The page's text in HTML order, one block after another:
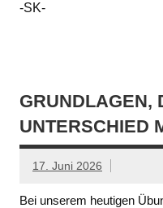
-SK-
GRUNDLAGEN,
UNTERSCHIED
17. Juni 2026
Bei unserem heutigen